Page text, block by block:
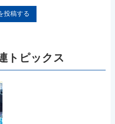
投稿する
トピックス